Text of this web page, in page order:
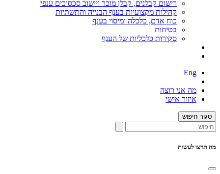
רישום קבלנים, קבלן מוכר ויישוב סכסוכים ענפי
קהילות מקצועיות בענף הבנייה והתשתיות
כוח אדם, כלכלה ומיסוי בענף
בטיחות
סקירות כלכליות של הענף
Eng
מה אני רוצה
איזור אישי
סגור חיפוש
מה תרצו לעשות